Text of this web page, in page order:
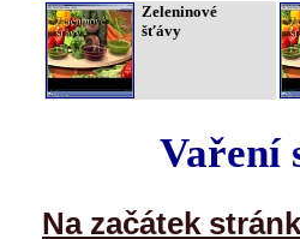
Zeleninové
šťávy
Vaření
Na začátek